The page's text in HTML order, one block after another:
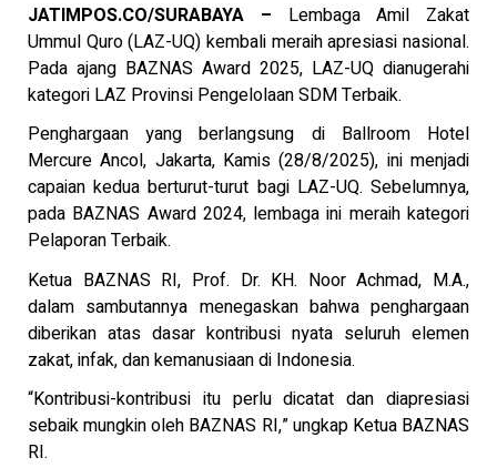
JATIMPOS.CO/SURABAYA – Lembaga Amil Zakat
Ummul Quro (LAZ-UQ) kembali meraih apresiasi nasional.
Pada ajang BAZNAS Award 2025, LAZ-UQ dianugerahi
kategori LAZ Provinsi Pengelolaan SDM Terbaik.
Penghargaan yang berlangsung di Ballroom Hotel
Mercure Ancol, Jakarta, Kamis (28/8/2025), ini menjadi
capaian kedua berturut-turut bagi LAZ-UQ. Sebelumnya,
pada BAZNAS Award 2024, lembaga ini meraih kategori
Pelaporan Terbaik.
Ketua BAZNAS RI, Prof. Dr. KH. Noor Achmad, M.A.,
dalam sambutannya menegaskan bahwa penghargaan
diberikan atas dasar kontribusi nyata seluruh elemen
zakat, infak, dan kemanusiaan di Indonesia.
“Kontribusi-kontribusi itu perlu dicatat dan diapresiasi
sebaik mungkin oleh BAZNAS RI,” ungkap Ketua BAZNAS
RI.